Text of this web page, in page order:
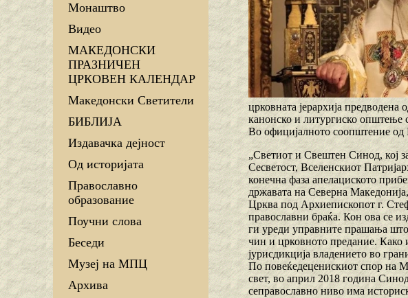
Монаштво
Видео
МАКЕДОНСКИ
ПРАЗНИЧЕН
ЦРКОВЕН КАЛЕНДАР
Македонски Светители
БИБЛИЈА
Издавачка дејност
Од историјата
Православно
образование
Поучни слова
Беседи
Музеј на МПЦ
Архива
црковната јерархија
канонско и литургиско општење
Во официјалното соопштение од
„Светиот и Свештен Синод, кој
Сесветост, Вселенскиот
конечна фаза апелациското
државата на Северна
Црква под Архиепископот г.
православни браќа. Кон ова се
ги уреди управните прашања
чин и црковното предание. Како
јурисдикција владението во
По повеќедеценискиот спор на
свет, во април 2018 година
сеправославно ниво има